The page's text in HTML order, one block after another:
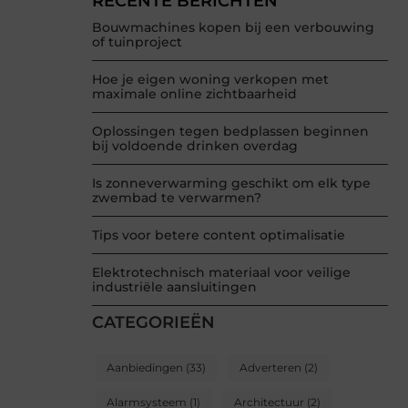
Bouwmachines kopen bij een verbouwing
of tuinproject
Hoe je eigen woning verkopen met
maximale online zichtbaarheid
Oplossingen tegen bedplassen beginnen
bij voldoende drinken overdag
Is zonneverwarming geschikt om elk type
zwembad te verwarmen?
Tips voor betere content optimalisatie
Elektrotechnisch materiaal voor veilige
industriële aansluitingen
CATEGORIEËN
Aanbiedingen (33) Adverteren (2)
Alarmsysteem (1) Architectuur (2)